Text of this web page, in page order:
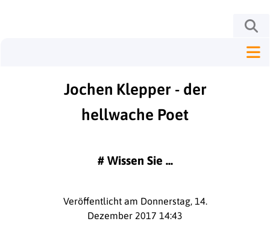
Jochen Klepper - der
hellwache Poet
# Wissen Sie ...
Veröffentlicht am Donnerstag, 14.
Dezember 2017 14:43